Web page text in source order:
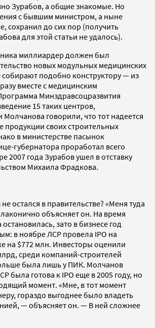
Зурабов, а общие знакомые. Но
с бывшим министром, а ныне
сохранил до сих пор (получить
для этой статьи не удалось).
миллиардер должен был
новых модульных медицинских
подобно конструктору — из
вместе с медицинским
Минздравсоцразвития
15 таких центров,
говорили, что тот надеется
продукции своих строительных
в министерстве пасынок
губернатора проработал всего
2007 года Зурабов ушел в отставку
Михаила Фрадкова.
остался в правительстве? «Меня туда
объясняет он. На время
зато в бизнесе год
в ноябре ЛСР провела IPO на
на $772 млн. Инвесторы оценили
среди компаний-строителей
была лишь у ПИК. Молчанов
была готова к IPO еще в 2005 году, но
момент. «Мне, в тот момент
гораздо выгоднее было владеть
— объясняет он. — В ней сложнее